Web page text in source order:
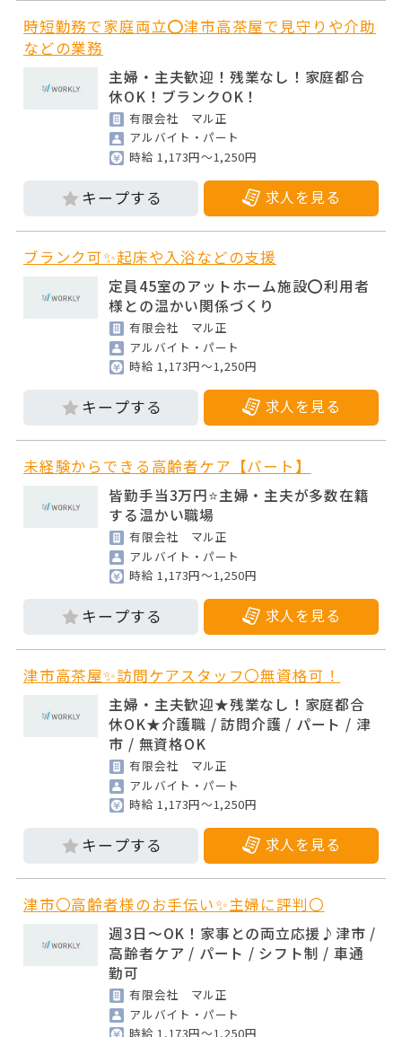
時短勤務で家庭両立⭕津市高茶屋で見守りや介助
などの業務
主婦・主夫歓迎！残業なし！家庭都合
休OK！ブランクOK！
有限会社 マル正
アルバイト・パート
時給 1,173円～1,250円
求人を見る
ブランク可✨起床や入浴などの支援
定員45室のアットホーム施設⭕利用者
様との温かい関係づくり
有限会社 マル正
アルバイト・パート
時給 1,173円～1,250円
求人を見る
未経験からできる高齢者ケア【パート】
皆勤手当3万円⭐主婦・主夫が多数在籍
する温かい職場
有限会社 マル正
アルバイト・パート
時給 1,173円～1,250円
求人を見る
津市高茶屋✨訪問ケアスタッフ〇無資格可！
主婦・主夫歓迎★残業なし！家庭都合
休OK★介護職 / 訪問介護 / パート / 津
市 / 無資格OK
有限会社 マル正
アルバイト・パート
時給 1,173円～1,250円
求人を見る
津市〇高齢者様のお手伝い✨主婦に評判〇
週3日～OK！家事との両立応援♪津市 /
高齢者ケア / パート / シフト制 / 車通
勤可
有限会社 マル正
アルバイト・パート
時給 1,173円～1,250円